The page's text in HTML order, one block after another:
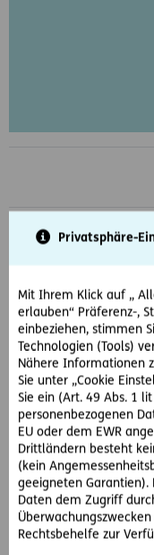
Privatsphäre-
Mit Ihrem Klick auf „
erlauben“ Präferenz-,
einbeziehen, stimmen
Technologien (Tools)
Nähere Informationen
Sie unter „Cookie
Sie ein (Art. 49 Abs. 1
personenbezogenen
EU oder dem EWR
Drittländern besteht
(kein
geeigneten Garantien).
Daten dem Zugriff
Rechtsbehelfe zur
Pauschalreise
Bootsausflug teil.
Dieser Ausflug wird
ausgeführt bzw.
Ausflugsteilnehmer
schwer. Die
Anlegen des Bootes
Frau X wendet sich
Reiseveranstalterin.
So hat der OGH
Schon in der
liegt eine